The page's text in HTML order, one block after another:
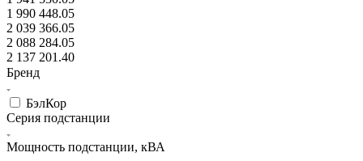
1 990 448.05
2 039 366.05
2 088 284.05
2 137 201.40
Бренд
БэлКор
Серия подстанции
Мощность подстанции, кВА